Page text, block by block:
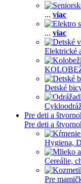
... viac
... viac
Elektrické
Detské
Pre deti a
Pre deti a
Hygiena,
Cereálie,
Pre